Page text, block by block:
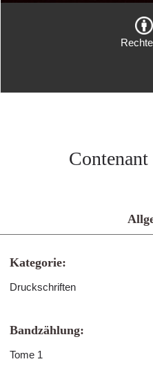
Kategorie:
Druckschriften
Bandzählung:
Tome 1